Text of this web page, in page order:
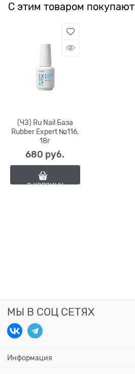
С этим товаром покупают
(ЧЗ) Ru Nail База
Rubber Expert №116,
18г
680 руб.
В КОРЗИНУ
МЫ В СОЦ СЕТЯХ
Информация